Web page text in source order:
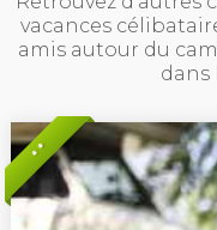
vacances
amis autour du
dans
* *